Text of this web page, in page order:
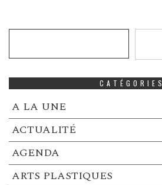
CATÉGORIES
A LA UNE
ACTUALITÉ
AGENDA
ARTS PLASTIQUES